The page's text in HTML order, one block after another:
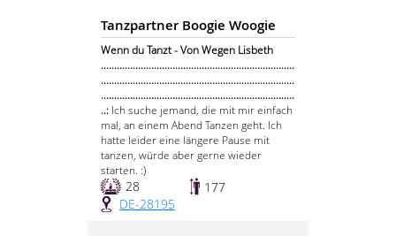
Tanzpartner Boogie Woogie
Wenn du Tanzt - Von Wegen Lisbeth
.........................................................................
.........................................................................
.........................................................................
..: Ich suche jemand, die mit mir einfach
mal, an einem Abend Tanzen geht. Ich
hatte leider eine längere Pause mit
tanzen, würde aber gerne wieder
starten. :)
28
177
DE-28195